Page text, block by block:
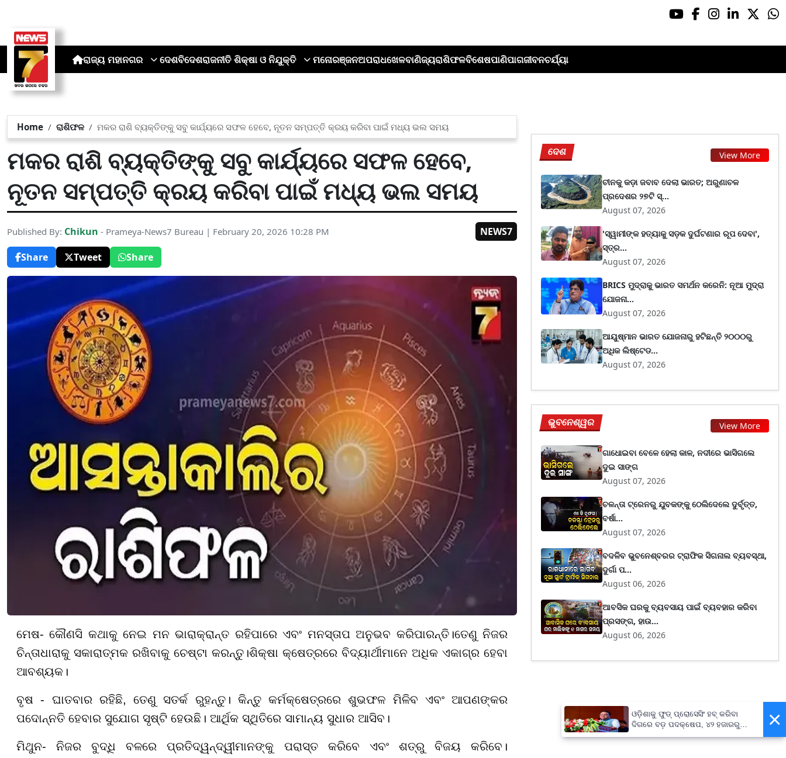
ରାଜ୍ୟ ମହାନଗର ଦେଶବିଦେଶରାଜନୀତି ଶିକ୍ଷା ଓ ନିଯୁକ୍ତି ମନୋରଞ୍ଜନଅପରାଧଖେଳବାଣିଜ୍ୟରାଶିଫଳବିଶେଷପାଣିପାଗଜୀବନଚର୍ଯ୍ୟା
Home ରାଶିଫଳ ମକର ରାଶି ବ୍ୟକ୍ତିଙ୍କୁ ସବୁ କାର୍ଯ୍ୟରେ ସଫଳ ହେବେ, ନୂତନ ସମ୍ପତ୍ତି କ୍ରୟ କରିବା ପାଇଁ ମଧ୍ୟ ଭଲ ସମୟ
ମକର ରାଶି ବ୍ୟକ୍ତିଙ୍କୁ ସବୁ କାର୍ଯ୍ୟରେ ସଫଳ ହେବେ,
ନୂତନ ସମ୍ପତ୍ତି କ୍ରୟ କରିବା ପାଇଁ ମଧ୍ୟ ଭଲ ସମୟ
Published By: Chikun - Prameya-News7 Bureau | February 20, 2026 10:28 PM
NEWS7
Share
Tweet Share
ମେଷ- କୌଣସି କଥାକୁ ନେଇ ମନ ଭାରାକ୍ରାନ୍ତ ରହିପାରେ ଏବଂ ମନସ୍ତାପ ଅନୁଭବ କରିପାରନ୍ତି।ତେଣୁ ନିଜର
ଚିନ୍ତାଧାରାକୁ ସକାରାତ୍ମକ ରଖିବାକୁ ଚେଷ୍ଟା କରନ୍ତୁ।ଶିକ୍ଷା କ୍ଷେତ୍ରରେ ବିଦ୍ୟାର୍ଥୀମାନେ ଅଧିକ ଏକାଗ୍ର ହେବା
ଆବଶ୍ୟକ।
ବୃଷ - ଘାତବାର ରହିଛି, ତେଣୁ ସତର୍କ ରୁହନ୍ତୁ। କିନ୍ତୁ କର୍ମକ୍ଷେତ୍ରରେ ଶୁଭଫଳ ମିଳିବ ଏବଂ ଆପଣଙ୍କର
ପଦୋନ୍ନତି ହେବାର ସୁଯୋଗ ସୃଷ୍ଟି ହେଉଛି। ଆର୍ଥିକ ସ୍ଥିତିରେ ସାମାନ୍ୟ ସୁଧାର ଆସିବ।
ମିଥୁନ- ନିଜର ବୁଦ୍ଧି ବଳରେ ପ୍ରତିଦ୍ୱନ୍ଦ୍ୱୀମାନଙ୍କୁ ପରାସ୍ତ କରିବେ ଏବଂ ଶତ୍ରୁ ବିଜୟ କରିବେ।
ଦେଶ View More
ଚୀନକୁ କଡ଼ା ଜବାବ ଦେଲା ଭାରତ; ଅରୁଣାଚଳ
ପ୍ରଦେଶର ୨୭ଟି ସ୍...
August 07, 2026
'ସ୍ୱାମୀଙ୍କ ହତ୍ୟାକୁ ସଡ଼କ ଦୁର୍ଘଟଣାର ରୂପ ଦେବା',
ସ୍ତ୍ର...
August 07, 2026
BRICS ମୁଦ୍ରାକୁ ଭାରତ ସମର୍ଥନ କରେନି: ନୂଆ ମୁଦ୍ରା
ଯୋଜନା...
August 07, 2026
ଆୟୁଷ୍ମାନ ଭାରତ ଯୋଜନାରୁ ହଟିଛନ୍ତି ୨୦୦୦ରୁ
ଅଧିକ ଲିଷ୍ଟେଡ...
August 07, 2026
ଭୁବନେଶ୍ୱର View More
ଗାଧୋଇବା ବେଳେ ହେଲା କାଳ, ନଦୀରେ ଭାସିଗଲେ
ଦୁଇ ସାଙ୍ଗ
August 07, 2026
ଚଳନ୍ତା ଟ୍ରେନରୁ ଯୁବକଙ୍କୁ ଠେଲିଦେଲେ ଦୁର୍ବୃତ୍ତ,
ବର୍ଷା...
August 07, 2026
ବଦଳିବ ଭୁବନେଶ୍ବରର ଟ୍ରାଫିକ ସିଗନାଲ ବ୍ୟବସ୍ଥା,
ଦୁର୍ଗା ପ...
August 06, 2026
ଆବସିକ ଘରକୁ ବ୍ୟବସାୟ ପାଇଁ ବ୍ୟବହାର କରିବା
ପ୍ରସଙ୍ଗ, ହାଉ...
August 06, 2026
×
ଓଡ଼ିଶାକୁ ଫୁଡ୍ ପ୍ରୋସେସିଂ ହବ୍ କରିବା
ଦିଗରେ ବଡ଼ ପଦକ୍ଷେପ, ୪୨ ହଜାରରୁ